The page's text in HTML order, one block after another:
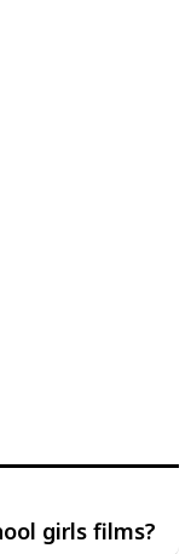
girls films?